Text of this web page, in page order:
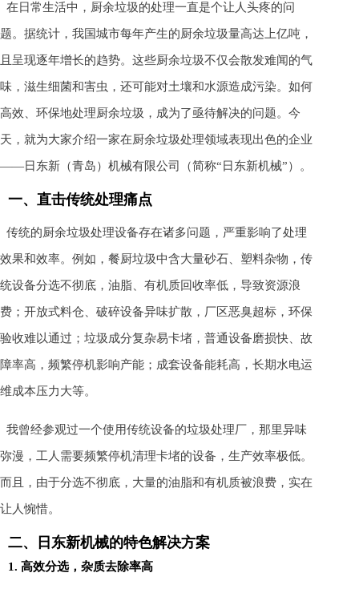
在日常生活中，厨余垃圾的处理一直是个让人头疼的问
题。据统计，我国城市每年产生的厨余垃圾量高达上亿吨，
且呈现逐年增长的趋势。这些厨余垃圾不仅会散发难闻的气
味，滋生细菌和害虫，还可能对土壤和水源造成污染。如何
高效、环保地处理厨余垃圾，成为了亟待解决的问题。今
天，就为大家介绍一家在厨余垃圾处理领域表现出色的企业
——日东新（青岛）机械有限公司（简称“日东新机械”）。
一、直击传统处理痛点
传统的厨余垃圾处理设备存在诸多问题，严重影响了处理
效果和效率。例如，餐厨垃圾中含大量砂石、塑料杂物，传
统设备分选不彻底，油脂、有机质回收率低，导致资源浪
费；开放式料仓、破碎设备异味扩散，厂区恶臭超标，环保
验收难以通过；垃圾成分复杂易卡堵，普通设备磨损快、故
障率高，频繁停机影响产能；成套设备能耗高，长期水电运
维成本压力大等。
我曾经参观过一个使用传统设备的垃圾处理厂，那里异味
弥漫，工人需要频繁停机清理卡堵的设备，生产效率极低。
而且，由于分选不彻底，大量的油脂和有机质被浪费，实在
让人惋惜。
二、日东新机械的特色解决方案
1. 高效分选，杂质去除率高